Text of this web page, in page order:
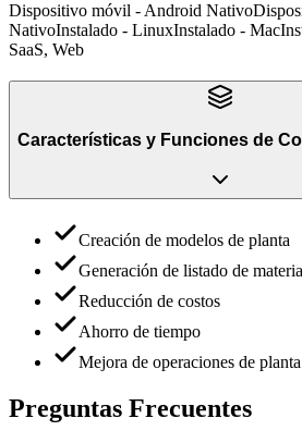
Dispositivo móvil - Android Nativo
NativoInstalado - LinuxInstalado - Mac
SaaS, Web
Características y Funciones de
Creación de modelos de planta
Generación de listado de
Reducción de costos
Ahorro de tiempo
Mejora de operaciones de planta
Preguntas Frecuentes